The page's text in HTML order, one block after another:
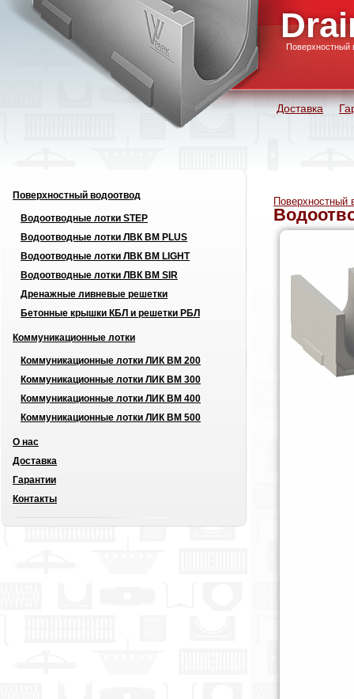
Поверхностный
Доставка
Поверхностный водоотвод
Водоотводные лотки STEP
Водоотводные лотки ЛВК ВМ PLUS
Водоотводные лотки ЛВК ВМ LIGHT
Водоотводные лотки ЛВК ВМ SIR
Дренажные ливневые решетки
Бетонные крышки КБЛ и решетки РБЛ
Коммуникационные лотки
Коммуникационные лотки ЛИК ВМ 200
Коммуникационные лотки ЛИК ВМ 300
Коммуникационные лотки ЛИК ВМ 400
Коммуникационные лотки ЛИК ВМ 500
О нас
Доставка
Гарантии
Контакты
Поверхностный